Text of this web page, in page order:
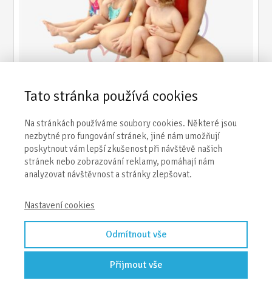
Příspěvek vytvořen dne: 12.03.2025
NOVÁ AKTUALITA
Přijímáme nové děti v Třinci
- Oldřichovice
Dětská skupinka Sovičky
Jedná se o unikátní typ dětské skupinky,
Tato stránka používá cookies
Na stránkách používáme soubory cookies. Některé jsou
nezbytné pro fungování stránek, jiné nám umožňují
poskytnout vám lepší zkušenost při návštěvě našich
stránek nebo zobrazování reklamy, pomáhají nám
analyzovat návštěvnost a stránky zlepšovat.
Nastavení cookies
Odmítnout vše
Přijmout vše